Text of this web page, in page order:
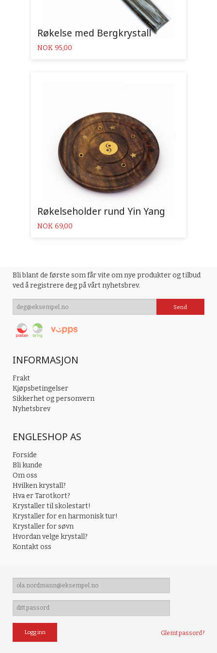
Røkelse med Bergkrystall
Pris
NOK 95,00
Røkelseholder rund Yin Yang
Pris
NOK 69,00
Bli blant de første som får vite om nye produkter og tilbud
ved å registrere deg på vårt nyhetsbrev.
INFORMASJON
Frakt
Kjøpsbetingelser
Sikkerhet og personvern
Nyhetsbrev
ENGLESHOP AS
Forside
Bli kunde
Om oss
Hvilken krystall?
Hva er Tarotkort?
Krystaller til skolestart!
Krystaller for en harmonisk tur!
Krystaller for søvn
Hvordan velge krystall?
Kontakt oss
Glemt passord?